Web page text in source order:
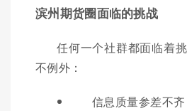
滨州期货圈面临的挑战
任何一个社群都面临着
不例外：
信息质量参差不